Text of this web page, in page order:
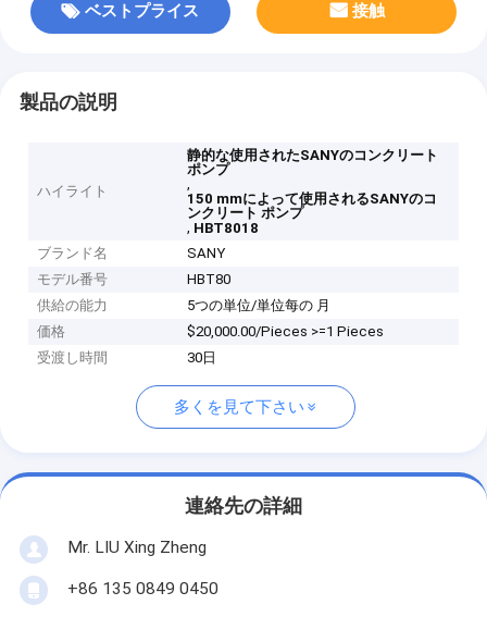
ベストプライス 接触
製品の説明
ハイライト
静的な使用されたSANYのコンクリート
ポンプ
,
150 mmによって使用されるSANYのコ
ンクリート ポンプ
, HBT8018
ブランド名
SANY
モデル番号
HBT80
供給の能力
5つの単位/単位每の 月
価格
$20,000.00/Pieces >=1 Pieces
受渡し時間
30日
多くを見て下さい
連絡先の詳細
Mr. LIU Xing Zheng
+86 135 0849 0450